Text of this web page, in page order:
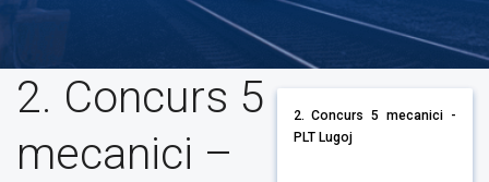
2. Concurs 5
mecanici –
2. Concurs 5 mecanici -
PLT Lugoj